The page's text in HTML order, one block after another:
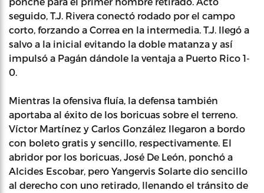
seguido, T.J. Rivera conectó rodado por el campo
corto, forzando a Correa en la intermedia. T.J. llegó a
salvo a la inicial evitando la doble matanza y así
impulsó a Pagán dándole la ventaja a Puerto Rico 1-
0.
Mientras la ofensiva fluía, la defensa también
aportaba al éxito de los boricuas sobre el terreno.
Víctor Martínez y Carlos González llegaron a bordo
con boleto gratis y sencillo, respectivamente. El
abridor por los boricuas, José De León, ponchó a
Alcides Escobar, pero Yangervis Solarte dio sencillo
al derecho con uno retirado, llenando el tránsito de